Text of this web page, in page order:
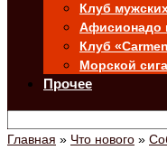
Клуб
Афисионадо
Клуб
Морской
Прочее
Главная » Что нового »